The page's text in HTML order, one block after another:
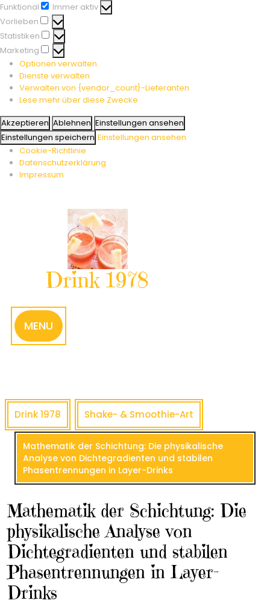
Funktional
Funktional
Immer aktiv
Vorlieben
Vorlieben
Statistiken
Statistiken
Marketing
Marketing
Optionen verwalten
Dienste verwalten
Verwalten von {vendor_count}-Lieferanten
Lese mehr über diese Zwecke
Akzeptieren Ablehnen Einstellungen ansehen
Einstellungen speichern Einstellungen ansehen
Cookie-Richtlinie
Datenschutzerklärung
Impressum
Drink 1978
MENU
Drink 1978 Shake- & Smoothie-Art
Mathematik der Schichtung: Die physikalische
Analyse von Dichtegradienten und stabilen
Phasentrennungen in Layer-Drinks
Mathematik der Schichtung: Die
physikalische Analyse von
Dichtegradienten und stabilen
Phasentrennungen in Layer-
Drinks